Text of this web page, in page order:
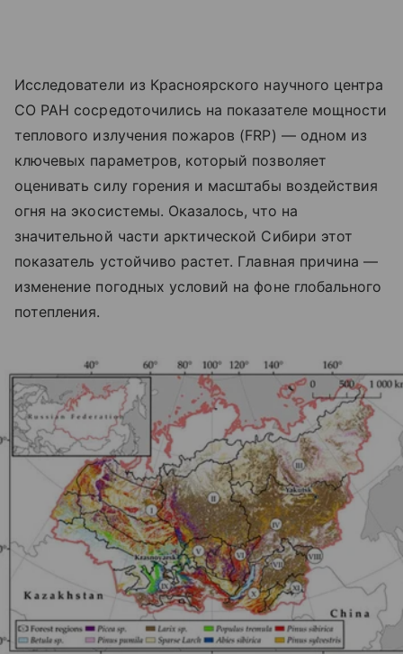
Исследователи из Красноярского научного центра
СО РАН сосредоточились на показателе мощности
теплового излучения пожаров (FRP) — одном из
ключевых параметров, который позволяет
оценивать силу горения и масштабы воздействия
огня на экосистемы. Оказалось, что на
значительной части арктической Сибири этот
показатель устойчиво растет. Главная причина —
изменение погодных условий на фоне глобального
потепления.